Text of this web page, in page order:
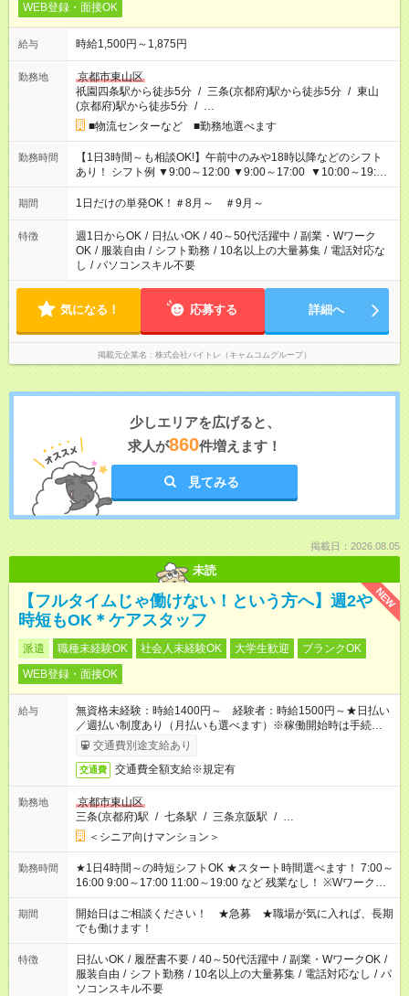
WEB登録・面接OK
給与 時給1,500円～1,875円
勤務地
京都市東山区
祇園四条駅から徒歩5分 / 三条(京都府)駅から徒歩5分 / 東山
(京都府)駅から徒歩5分 / …
■物流センターなど ■勤務地選べます
勤務時間
【1日3時間～も相談OK!】午前中のみや18時以降などのシフト
あり！ シフト例 ▼9:00～12:00 ▼9:00～17:00 ▼10:00～19:00
▼18:00～21:00
期間 1日だけの単発OK！＃8月～ ＃9月～
特徴 週1日からOK / 日払いOK / 40～50代活躍中 / 副業・Wワーク
OK / 服装自由 / シフト勤務 / 10名以上の大量募集 / 電話対応な
し / パソコンスキル不要
気になる！ 応募する 詳細へ
掲載元企業名 株式会社バイトレ（キャムコムグループ）
少しエリアを広げると、
求人が860件増えます！
見てみる
掲載日：2026.08.05
未読
NEW
【フルタイムじゃ働けない！という方へ】週2や
時短もOK＊ケアスタッフ
派遣 職種未経験OK 社会人未経験OK 大学生歓迎
ブランクOK
WEB登録・面接OK
給与
無資格未経験：時給1400円～ 経験者：時給1500円～★日払い
／週払い制度あり（月払いも選べます）※稼働開始時は手続き完
了次第のお支払いとなります。
交通費別途支給あり
交通費 交通費全額支給※規定有
勤務地
京都市東山区
三条(京都府)駅 / 七条駅 / 三条京阪駅 / …
＜シニア向けマンション＞
勤務時間
★1日4時間～の時短シフトOK ★スタート時間選べます！ 7:00～
16:00 9:00～17:00 11:00～19:00 など 残業なし！ ※Wワークの
場合、他のお仕事と合わせ週40時間超の就業はご案内できませ
ん ※法令に基づき、週20時間以上勤務は社会保険への加入対象
となります ※労働者派遣法（日雇い派遣の原則禁止）により、
短時間・短期間の就業はご案内が難しい場合があります
期間
開始日はご相談ください！ ★急募 ★職場が気に入れば、長期
でも働けます！
特徴 日払いOK / 履歴書不要 / 40～50代活躍中 / 副業・WワークOK /
服装自由 / シフト勤務 / 10名以上の大量募集 / 電話対応なし / パ
ソコンスキル不要